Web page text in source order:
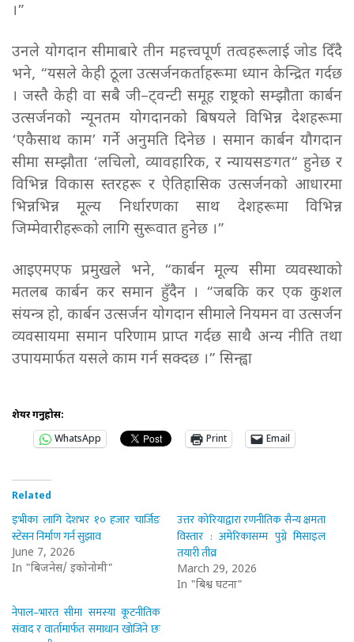
।”
उनले योगदान सीमाबारे तीन महत्त्वपूर्ण तत्वहरूलाई जोड दिँदै
भने, “यसले केही ठूला उत्सर्जनकर्ताहरूमा ध्यान केन्द्रित गर्दछ
। जस्तै केही वा सबै जी–ट्वन्टी समूह राष्ट्रको सम्झौता कार्बन
उत्सर्जनको न्यूनतम योगदानको बिषयले विभिन्न देशहरूमा
‘एकैसाथ काम’ गर्ने अनुमति दिनेछ । समान कार्बन यौगदान
सीमा सम्झौता ‘लचिलो, व्यावहारिक, र न्यायसङगत“ हुनेछ र
विभिन्न विकास स्तरहरू र ऐतिहासिक उत्सर्जनको आधारमा
भिन्नभिन्न मूल्य निर्धारणका साथ देशहरूमा विभिन्न
जिम्मेवारीहरूको लागि सुरूवात हुनेछ ।”
आइएमएफ प्रमुखले भने, “कार्बन मूल्य सीमा व्यवस्थाको
मतलब कार्बन कर समान हुँदैन । “जबकि कर एक कुशल
संयन्त्र हो, कार्बन उत्सर्जन योगदान सीमाले नियमन वा उत्सर्जन
व्यवसायमा समान परिणाम प्राप्त गर्दछ साथै अन्य नीति तथा
उपायमार्फत यसले काम गर्न सक्दछ ।” सिन्ह्वा
शेयर गर्नुहोस:
WhatsApp
Print Email
Related
इभीका लागि देशभर १० हजार चार्जिङ
स्टेसन निर्माण गर्न सुझाव
June 7, 2026
In "बिजनेस/ इकोनोमी"
उत्तर कोरियाद्वारा रणनीतिक सैन्य क्षमता
विस्तार : अमेरिकासम्म पुग्ने मिसाइल
तयारी तीव्र
March 29, 2026
In "बिश्व घटना"
नेपाल–भारत सीमा समस्या कूटनीतिक
संवाद र वार्तामार्फत समाधान खोजिने छः